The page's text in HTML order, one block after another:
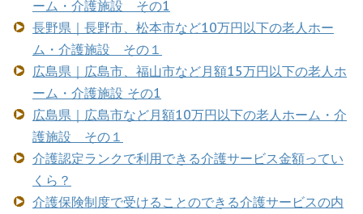
ーム・介護施設 その1
長野県｜長野市、松本市など10万円以下の老人ホー
ム・介護施設 その１
広島県｜広島市、福山市など月額15万円以下の老人ホ
ーム・介護施設 その1
広島県｜広島市など月額10万円以下の老人ホーム・介
護施設 その１
介護認定ランクで利用できる介護サービス金額ってい
くら？
介護保険制度で受けることのできる介護サービスの内